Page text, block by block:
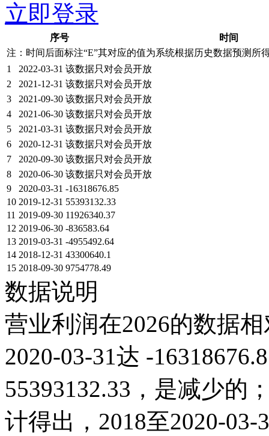
立即登录
序号
时间
注：时间后面标注“E”其对应的值为系统根据历史数据预测所
1
2022-03-31 该数据只对会员开放
2
2021-12-31 该数据只对会员开放
3
2021-09-30 该数据只对会员开放
4
2021-06-30 该数据只对会员开放
5
2021-03-31 该数据只对会员开放
6
2020-12-31 该数据只对会员开放
7
2020-09-30 该数据只对会员开放
8
2020-06-30 该数据只对会员开放
9
2020-03-31 -16318676.85
10 2019-12-31 55393132.33
11 2019-09-30 11926340.37
12 2019-06-30 -836583.64
13 2019-03-31 -4955492.64
14 2018-12-31 43300640.1
15 2018-09-30 9754778.49
数据说明
营业利润在2026的数据
2020-03-31达 -
55393132.33，是减少的
计得出，2018至2020-